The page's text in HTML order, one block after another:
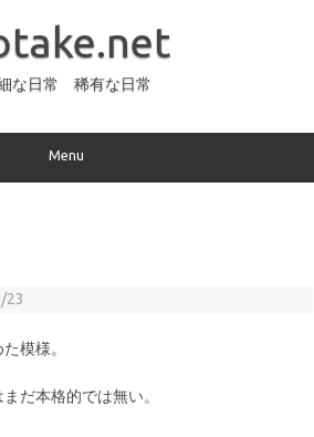
な日常 稀有な日常
Menu
23
模様。
だ本格的では無い。